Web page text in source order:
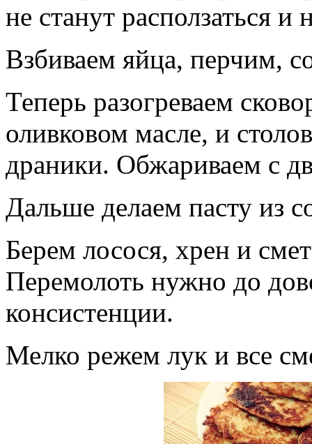
не станут расползаться и
Взбиваем яйца, перчим,
Теперь разогреваем
оливковом масле, и
драники. Обжариваем с
Дальше делаем пасту из
Берем лосося, хрен и
Перемолоть нужно до
консистенции.
Мелко режем лук и все